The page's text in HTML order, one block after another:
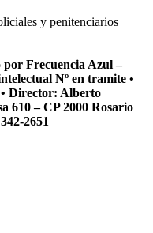
y penitenciarios
Frecuencia Azul –
Nº en tramite •
Director: Alberto
610 – CP 2000 Rosario
2651